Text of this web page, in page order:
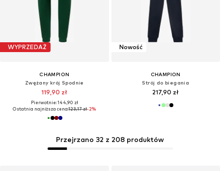
WYPRZEDAŻ
CHAMPION
Zwężany krój Spodnie
119,90 zł
Pierwotnie: 144,90 zł
Ostatnia najniższa cena:123,17 zł-2%
Nowość
CHAMPION
Strój do biegania
217,90 zł
Przejrzano 32 z 208 produktów